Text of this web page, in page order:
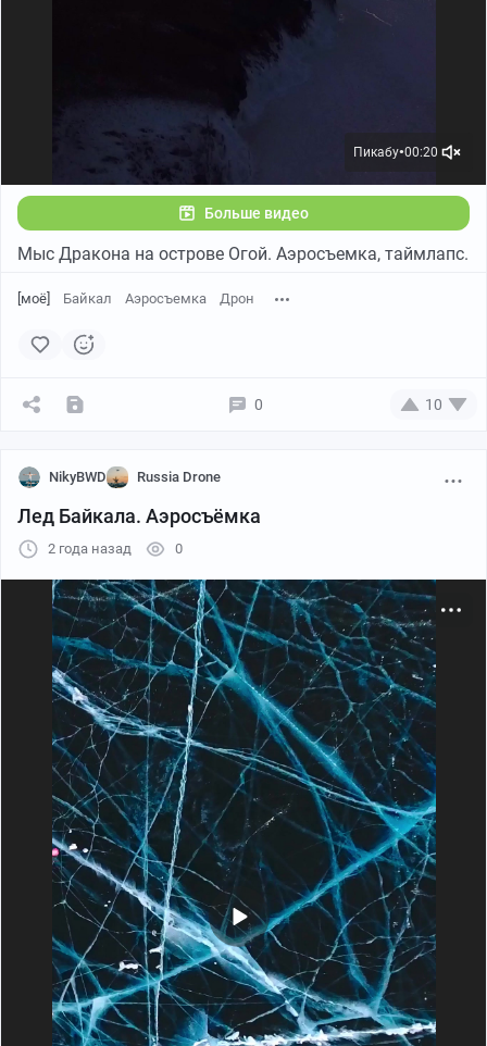
Пикабу●00:20
Больше видео
Мыс Дракона на острове Огой. Аэросъемка, таймлапс.
[моё] Байкал Аэросъемка Дрон
0 10
NikyBWD Russia Drone
Лед Байкала. Аэросъёмка
2 года назад 0